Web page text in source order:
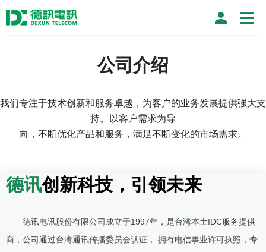
公司介绍
我们专注于技术创新和服务卓越，为客户的业务发展提供强大支
持。以客户需求为导
向，不断优化产品和服务，满足不断变化的市场需求。
德讯创新科技，引领未来
德讯电讯股份有限公司成立于1997年，是台湾本土IDC服务提供
商，公司通过台湾通讯传播委员会认证， 拥有电信事业许可执照，专